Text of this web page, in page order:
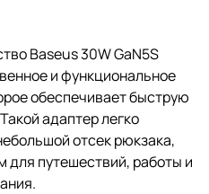
Baseus 30W GaN5S
и функциональное
обеспечивает быструю
адаптер легко
отсек рюкзака,
для путешествий, работы и